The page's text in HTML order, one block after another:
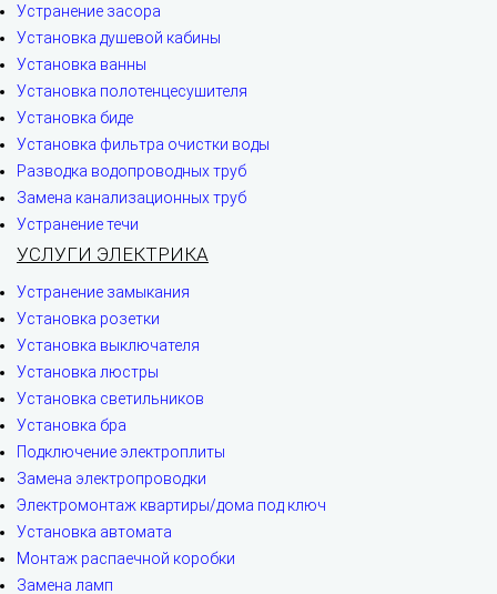
Устранение засора
Установка душевой кабины
Установка ванны
Установка полотенцесушителя
Установка биде
Установка фильтра очистки воды
Разводка водопроводных труб
Замена канализационных труб
Устранение течи
УСЛУГИ ЭЛЕКТРИКА
Устранение замыкания
Установка розетки
Установка выключателя
Установка люстры
Установка светильников
Установка бра
Подключение электроплиты
Замена электропроводки
Электромонтаж квартиры/дома под ключ
Установка автомата
Монтаж распаечной коробки
Замена ламп